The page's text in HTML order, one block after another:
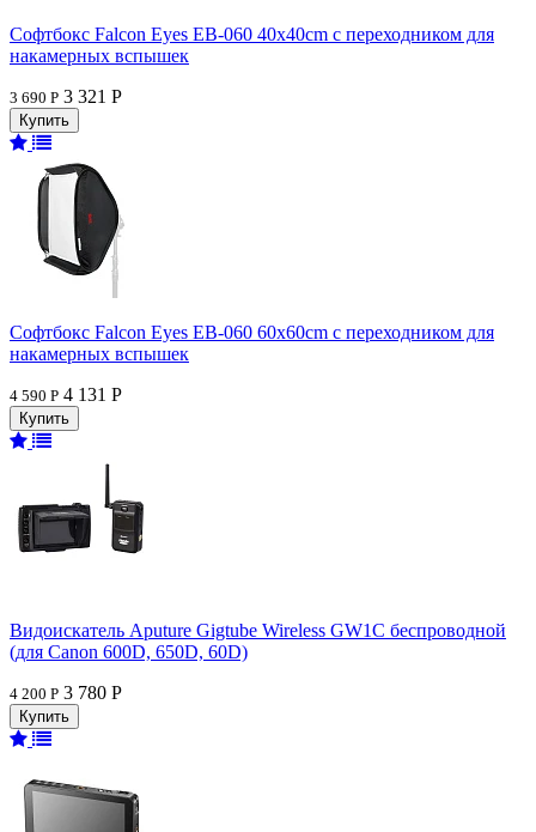
Софтбокс Falcon Eyes EB-060 40x40cm с переходником для
накамерных вспышек
3 690 Р 3 321 Р
Софтбокс Falcon Eyes EB-060 60x60cm с переходником для
накамерных вспышек
4 590 Р 4 131 Р
Видоискатель Aputure Gigtube Wireless GW1C беспроводной
(для Canon 600D, 650D, 60D)
4 200 Р 3 780 Р